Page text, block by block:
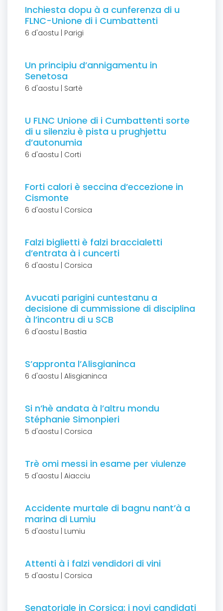
Inchiesta dopu à a cunferenza di u
FLNC-Unione di i Cumbattenti
6 d'aostu | Parigi
Un principiu d’annigamentu in
Senetosa
6 d'aostu | Sartè
U FLNC Unione di i Cumbattenti sorte
di u silenziu è pista u prughjettu
d’autonumia
6 d'aostu | Corti
Forti calori è seccina d’eccezione in
Cismonte
6 d'aostu | Corsica
Falzi biglietti è falzi braccialetti
d’entrata à i cuncerti
6 d'aostu | Corsica
Avucati parigini cuntestanu a
decisione di cummissione di disciplina
à l’incontru di u SCB
6 d'aostu | Bastia
S’appronta l’Alisgianinca
6 d'aostu | Alisgianinca
Si n’hè andata à l’altru mondu
Stéphanie Simonpieri
5 d'aostu | Corsica
Trè omi messi in esame per viulenze
5 d'aostu | Aiacciu
Accidente murtale di bagnu nant’à a
marina di Lumiu
5 d'aostu | Lumiu
Attenti à i falzi vendidori di vini
5 d'aostu | Corsica
Senatoriale in Corsica: i novi candidati